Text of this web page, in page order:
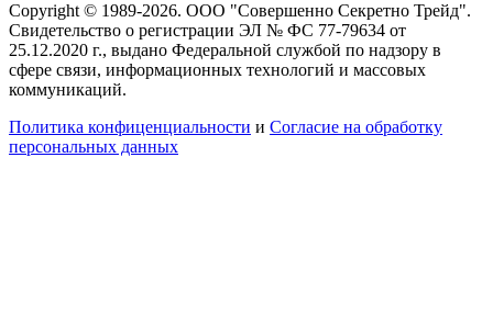
Copyright © 1989-2026. ООО "Совершенно Секретно Трейд".
Свидетельство о регистрации ЭЛ № ФС 77-79634 от
25.12.2020 г., выдано Федеральной службой по надзору в
сфере связи, информационных технологий и массовых
коммуникаций.
Политика конфиценциальности и Согласие на обработку
персональных данных